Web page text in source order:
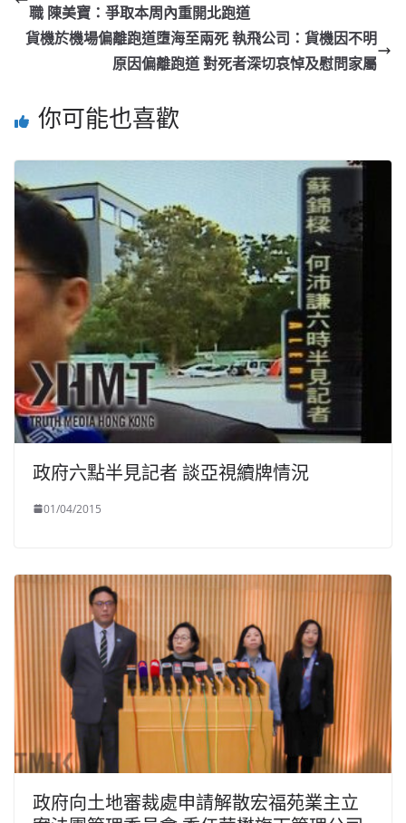
職 陳美寶：爭取本周內重開北跑道
貨機於機場偏離跑道墮海至兩死 執飛公司：貨機因不明
原因偏離跑道 對死者深切哀悼及慰問家屬
你可能也喜歡
政府六點半見記者 談亞視續牌情況
01/04/2015
政府向土地審裁處申請解散宏福苑業主立